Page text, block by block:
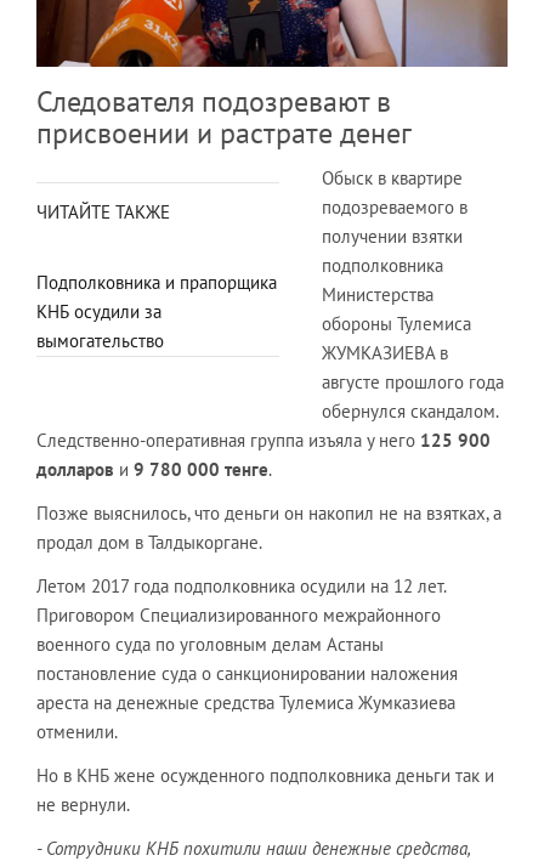
Следователя подозревают в
присвоении и растрате денег
ЧИТАЙТЕ ТАКЖЕ
Подполковника и прапорщика
КНБ осудили за
вымогательство
Обыск в квартире
подозреваемого в
получении взятки
подполковника
Министерства
обороны Тулемиса
ЖУМКАЗИЕВА в
августе прошлого года
обернулся скандалом.
Следственно-оперативная группа изъяла у него 125 900
долларов и 9 780 000 тенге.
Позже выяснилось, что деньги он накопил не на взятках, а
продал дом в Талдыкоргане.
Летом 2017 года подполковника осудили на 12 лет.
Приговором Специализированного межрайонного
военного суда по уголовным делам Астаны
постановление суда о санкционировании наложения
ареста на денежные средства Тулемиса Жумказиева
отменили.
Но в КНБ жене осужденного подполковника деньги так и
не вернули.
- Сотрудники КНБ похитили наши денежные средства,